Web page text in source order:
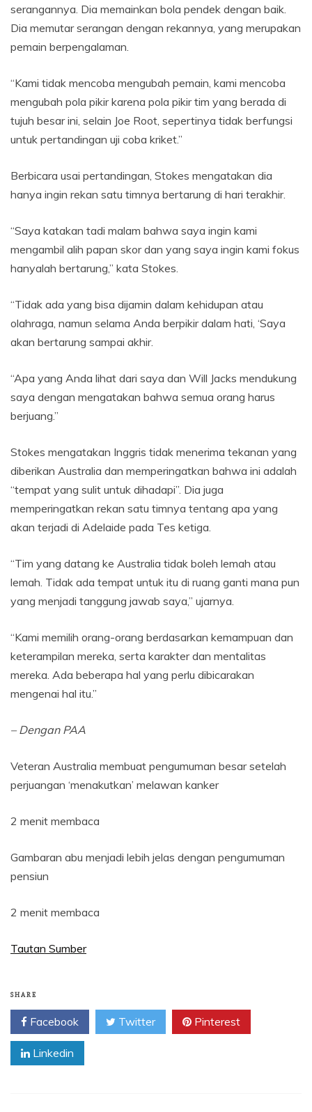
serangannya. Dia memainkan bola pendek dengan baik.
Dia memutar serangan dengan rekannya, yang merupakan
pemain berpengalaman.
“Kami tidak mencoba mengubah pemain, kami mencoba
mengubah pola pikir karena pola pikir tim yang berada di
tujuh besar ini, selain Joe Root, sepertinya tidak berfungsi
untuk pertandingan uji coba kriket.”
Berbicara usai pertandingan, Stokes mengatakan dia
hanya ingin rekan satu timnya bertarung di hari terakhir.
“Saya katakan tadi malam bahwa saya ingin kami
mengambil alih papan skor dan yang saya ingin kami fokus
hanyalah bertarung,” kata Stokes.
“Tidak ada yang bisa dijamin dalam kehidupan atau
olahraga, namun selama Anda berpikir dalam hati, ‘Saya
akan bertarung sampai akhir.
“Apa yang Anda lihat dari saya dan Will Jacks mendukung
saya dengan mengatakan bahwa semua orang harus
berjuang.”
Stokes mengatakan Inggris tidak menerima tekanan yang
diberikan Australia dan memperingatkan bahwa ini adalah
“tempat yang sulit untuk dihadapi”. Dia juga
memperingatkan rekan satu timnya tentang apa yang
akan terjadi di Adelaide pada Tes ketiga.
“Tim yang datang ke Australia tidak boleh lemah atau
lemah. Tidak ada tempat untuk itu di ruang ganti mana pun
yang menjadi tanggung jawab saya,” ujarnya.
“Kami memilih orang-orang berdasarkan kemampuan dan
keterampilan mereka, serta karakter dan mentalitas
mereka. Ada beberapa hal yang perlu dibicarakan
mengenai hal itu.”
– Dengan PAA
Veteran Australia membuat pengumuman besar setelah
perjuangan ‘menakutkan’ melawan kanker
2 menit membaca
Gambaran abu menjadi lebih jelas dengan pengumuman
pensiun
2 menit membaca
Tautan Sumber
SHARE
Facebook Twitter Pinterest
Linkedin